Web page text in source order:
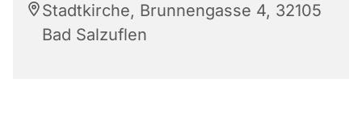
Stadtkirche, Brunnengasse 4, 32105
Bad Salzuflen